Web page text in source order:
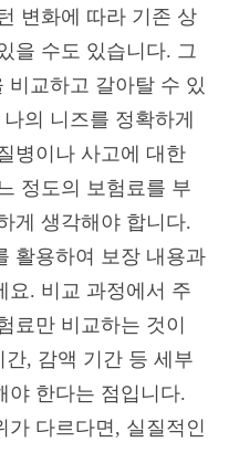
변화에 따라 기존 상
을 수도 있습니다. 그
비교하고 갈아탈 수 있
의 니즈를 정확하게
병이나 사고에 대한
정도의 보험료를 부
게 생각해야 합니다.
활용하여 보장 내용과
요. 비교 과정에서 주
료만 비교하는 것이
, 감액 기간 등 세부
야 한다는 점입니다.
가 다르다면, 실질적인